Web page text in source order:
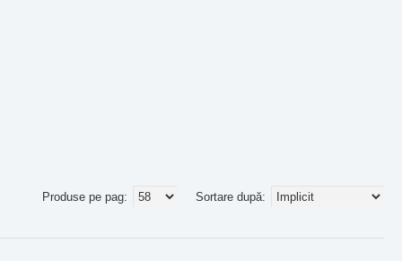
Produse pe pag: Sortare după: